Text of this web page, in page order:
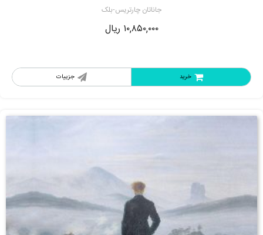
جاناتان چارتریس-بلک
۱۰,۸۵۰,۰۰۰ ریال
جزییات خرید